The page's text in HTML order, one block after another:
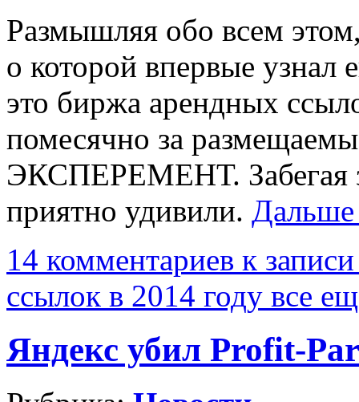
Размышляя обо всем
о которой впервые узнал
это биржа арендных
помесячно за
ЭКСПЕРЕМЕНТ. Забегая
приятно удивили.
14 комментариев к
ссылок в 2014 году все
Яндекс убил Profit-